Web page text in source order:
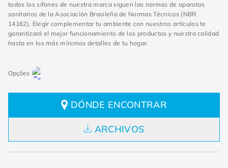
todos los sifones de nuestra marca siguen las normas de aparatos
sanitarios de la Asociación Brasileña de Normas Técnicas (NBR
14162). Elegir complementar tu ambiente con nuestros artículos te
garantizará el mejor funcionamiento de los productos y nuestra calidad
hasta en los más mínimos detalles de tu hogar.
DÓNDE ENCONTRAR
ARCHIVOS